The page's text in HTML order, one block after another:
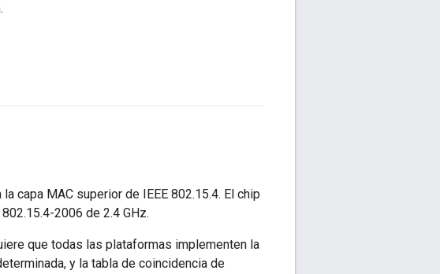
capa MAC superior de IEEE 802.15.4. El chip
2006 de 2.4 GHz.
que todas las plataformas implementen la
y la tabla de coincidencia de